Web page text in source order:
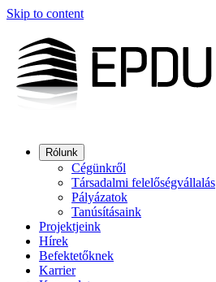
Skip to content
Rólunk
Cégünkről
Társadalmi felelőségvállalás
Pályázatok
Tanúsításaink
Projektjeink
Hírek
Befektetőknek
Karrier